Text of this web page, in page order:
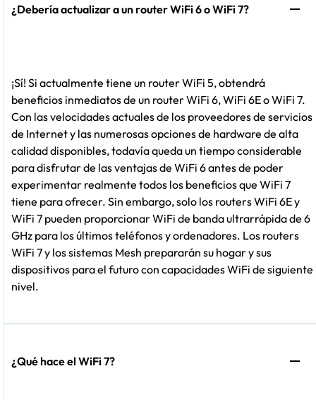
¿Debería actualizar a un router WiFi 6 o WiFi 7?
¡Sí! Si actualmente tiene un router WiFi 5, obtendrá
beneficios inmediatos de un router WiFi 6, WiFi 6E o WiFi 7.
Con las velocidades actuales de los proveedores de servicios
de Internet y las numerosas opciones de hardware de alta
calidad disponibles, todavía queda un tiempo considerable
para disfrutar de las ventajas de WiFi 6 antes de poder
experimentar realmente todos los beneficios que WiFi 7
tiene para ofrecer. Sin embargo, solo los routers WiFi 6E y
WiFi 7 pueden proporcionar WiFi de banda ultrarrápida de 6
GHz para los últimos teléfonos y ordenadores. Los routers
WiFi 7 y los sistemas Mesh prepararán su hogar y sus
dispositivos para el futuro con capacidades WiFi de siguiente
nivel.
¿Qué hace el WiFi 7?